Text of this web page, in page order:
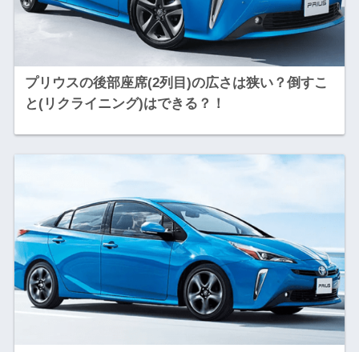
プリウスの後部座席(2列目)の広さは狭い？倒すこ
と(リクライニング)はできる？！